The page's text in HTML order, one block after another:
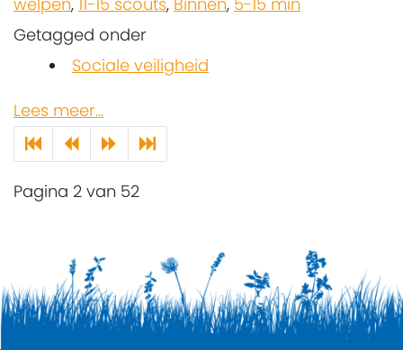
Getagged onder
Sociale veiligheid
Lees meer...
Pagina 2 van 52